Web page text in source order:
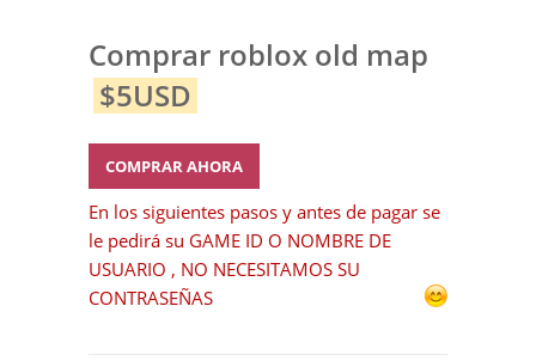
Comprar roblox old map
$5USD
COMPRAR AHORA
En los siguientes pasos y antes de pagar se
le pedirá su GAME ID O NOMBRE DE
USUARIO , NO NECESITAMOS SU
CONTRASEÑAS